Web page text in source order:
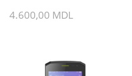
4.600,00 MDL